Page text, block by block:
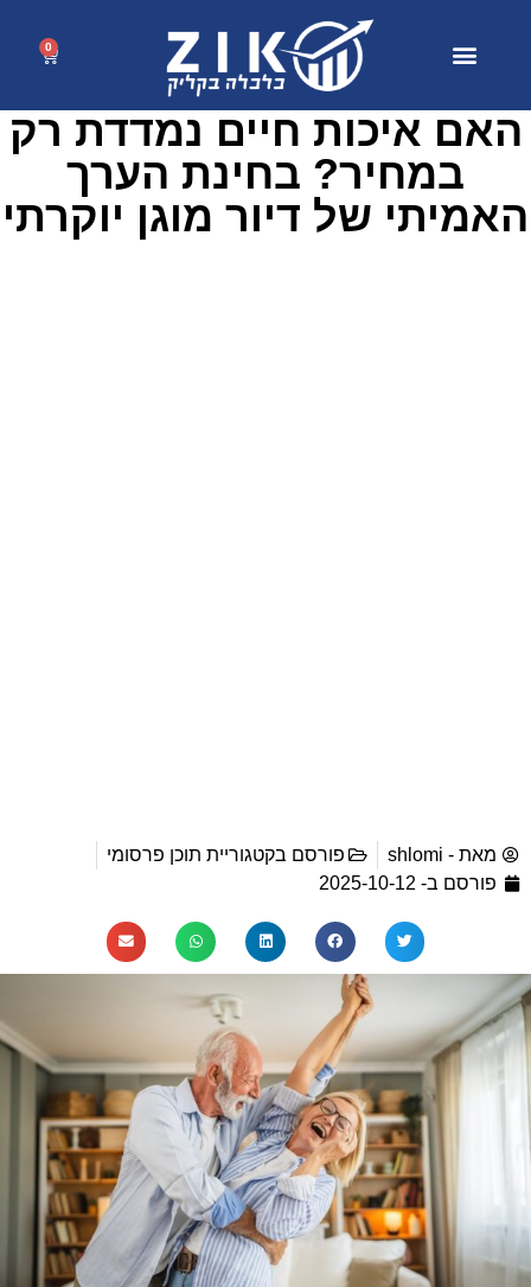
0
האם איכות חיים נמדדת רק
במחיר? בחינת הערך
האמיתי של דיור מוגן יוקרתי
מאת - shlomi פורסם בקטגוריית תוכן פרסומי
פורסם ב- 2025-10-12